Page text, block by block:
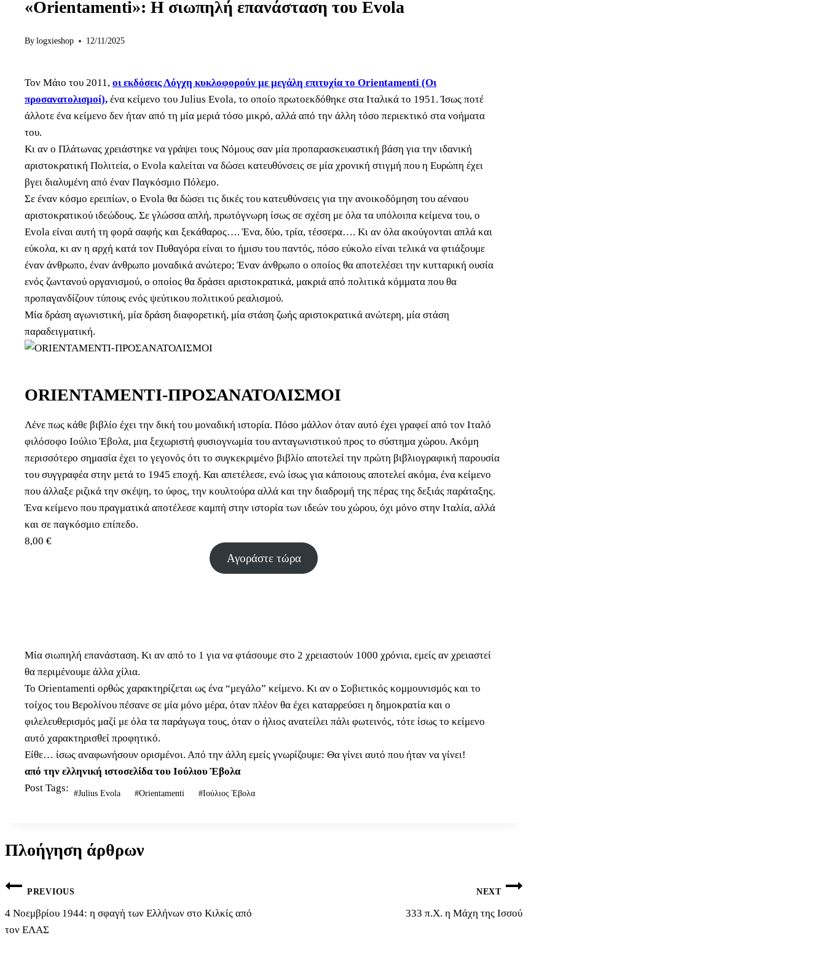
«Orientamenti»: Η σιωπηλή επανάσταση του Evola
By logxieshop 12/11/2025
Τον Μάιο του 2011, οι εκδόσεις Λόγχη κυκλοφορούν με μεγάλη επιτυχία το Orientamenti (Oι
προσανατολισμοί), ένα κείμενο του Julius Evola, το οποίο πρωτοεκδόθηκε στα Ιταλικά το 1951. Ίσως ποτέ
άλλοτε ένα κείμενο δεν ήταν από τη μία μεριά τόσο μικρό, αλλά από την άλλη τόσο περιεκτικό στα νοήματα
του.
Κι αν ο Πλάτωνας χρειάστηκε να γράψει τους Νόμους σαν μία προπαρασκευαστική βάση για την ιδανική
αριστοκρατική Πολιτεία, ο Evola καλείται να δώσει κατευθύνσεις σε μία χρονική στιγμή που η Ευρώπη έχει
βγει διαλυμένη από έναν Παγκόσμιο Πόλεμο.
Σε έναν κόσμο ερειπίων, ο Evola θα δώσει τις δικές του κατευθύνσεις για την ανοικοδόμηση του αέναου
αριστοκρατικού ιδεώδους. Σε γλώσσα απλή, πρωτόγνωρη ίσως σε σχέση με όλα τα υπόλοιπα κείμενα του, ο
Evola είναι αυτή τη φορά σαφής και ξεκάθαρος…. Ένα, δύο, τρία, τέσσερα…. Κι αν όλα ακούγονται απλά και
εύκολα, κι αν η αρχή κατά τον Πυθαγόρα είναι το ήμισυ του παντός, πόσο εύκολο είναι τελικά να φτιάξουμε
έναν άνθρωπο, έναν άνθρωπο μοναδικά ανώτερο; Έναν άνθρωπο ο οποίος θα αποτελέσει την κυτταρική ουσία
ενός ζωντανού οργανισμού, ο οποίος θα δράσει αριστοκρατικά, μακριά από πολιτικά κόμματα που θα
προπαγανδίζουν τύπους ενός ψεύτικου πολιτικού ρεαλισμού.
Μία δράση αγωνιστική, μία δράση διαφορετική, μία στάση ζωής αριστοκρατικά ανώτερη, μία στάση
παραδειγματική.
ORIENTAMENTI-ΠΡΟΣΑΝΑΤΟΛΙΣΜΟΙ
Λένε πως κάθε βιβλίο έχει την δική του μοναδική ιστορία. Πόσο μάλλον όταν αυτό έχει γραφεί από τον Ιταλό
φιλόσοφο Ιούλιο Έβολα, μια ξεχωριστή φυσιογνωμία του ανταγωνιστικού προς το σύστημα χώρου. Ακόμη
περισσότερο σημασία έχει το γεγονός ότι το συγκεκριμένο βιβλίο αποτελεί την πρώτη βιβλιογραφική παρουσία
του συγγραφέα στην μετά το 1945 εποχή. Και απετέλεσε, ενώ ίσως για κάποιους αποτελεί ακόμα, ένα κείμενο
που άλλαξε ριζικά την σκέψη, το ύφος, την κουλτούρα αλλά και την διαδρομή της πέρας της δεξιάς παράταξης.
Ένα κείμενο που πραγματικά αποτέλεσε καμπή στην ιστορία των ιδεών του χώρου, όχι μόνο στην Ιταλία, αλλά
και σε παγκόσμιο επίπεδο.
8,00 €
Αγοράστε τώρα
Μία σιωπηλή επανάσταση. Κι αν από το 1 για να φτάσουμε στο 2 χρειαστούν 1000 χρόνια, εμείς αν χρειαστεί
θα περιμένουμε άλλα χίλια.
To Orientamenti ορθώς χαρακτηρίζεται ως ένα “μεγάλο” κείμενο. Κι αν ο Σοβιετικός κομμουνισμός και το
τοίχος του Βερολίνου πέσανε σε μία μόνο μέρα, όταν πλέον θα έχει καταρρεύσει η δημοκρατία και ο
φιλελευθερισμός μαζί με όλα τα παράγωγα τους, όταν ο ήλιος ανατείλει πάλι φωτεινός, τότε ίσως το κείμενο
αυτό χαρακτηρισθεί προφητικό.
Είθε… ίσως αναφωνήσουν ορισμένοι. Από την άλλη εμείς γνωρίζουμε: Θα γίνει αυτό που ήταν να γίνει!
από την ελληνική ιστοσελίδα του Ιούλιου Έβολα
Post Tags:
#Julius Evola #Orientamenti #Ιούλιος Έβολα
Πλοήγηση άρθρων
PREVIOUS
4 Νοεμβρίου 1944: η σφαγή των Ελλήνων στο Κιλκίς από
τον ΕΛΑΣ
NEXT
333 π.Χ. η Μάχη της Ισσού